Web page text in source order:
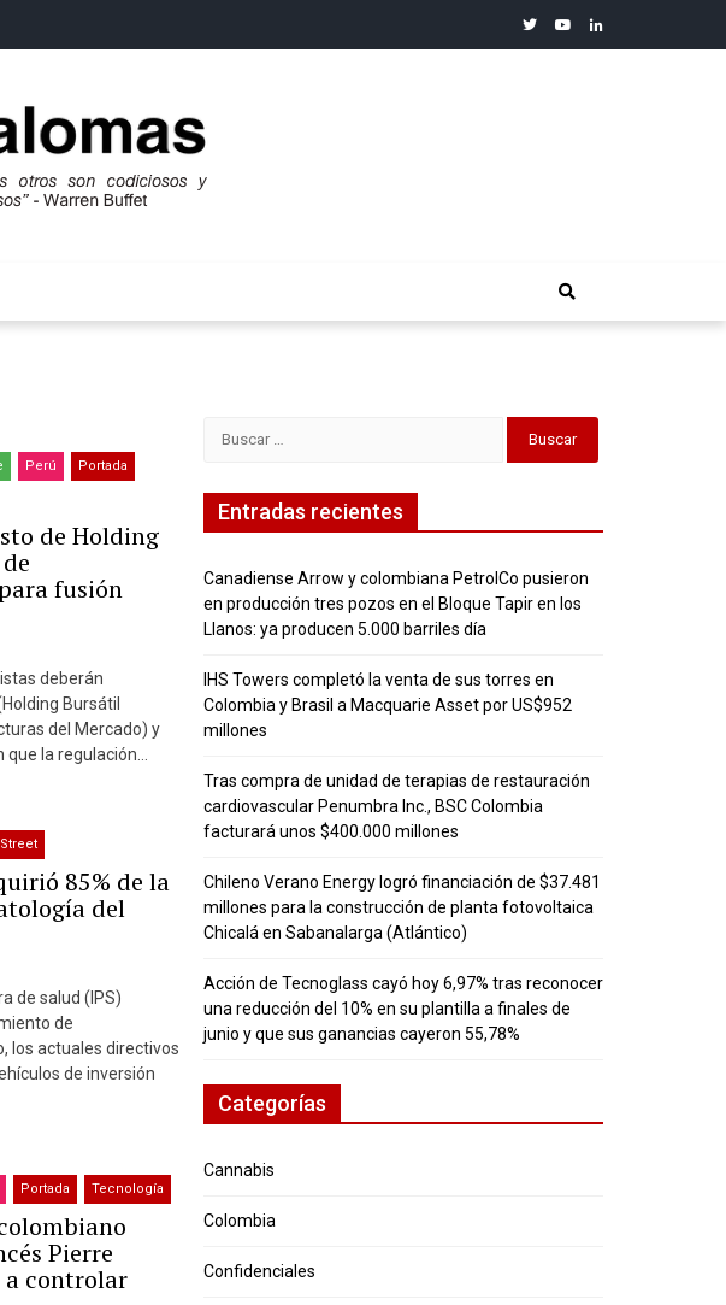
twitteryoutubelinkedin
Perú Portada
de Holding
fusión
deberán
Bursátil
del Mercado) y
la regulación…
85% de la
del
de salud (IPS)
de
los actuales directivos
de inversión
Portada Tecnología
Pierre
a controlar
Entradas recientes
Canadiense Arrow y colombiana PetrolCo pusieron
en producción tres pozos en el Bloque Tapir en los
Llanos: ya producen 5.000 barriles día
IHS Towers completó la venta de sus torres en
Colombia y Brasil a Macquarie Asset por US$952
millones
Tras compra de unidad de terapias de restauración
cardiovascular Penumbra Inc., BSC Colombia
facturará unos $400.000 millones
Chileno Verano Energy logró financiación de $37.481
millones para la construcción de planta fotovoltaica
Chicalá en Sabanalarga (Atlántico)
Acción de Tecnoglass cayó hoy 6,97% tras reconocer
una reducción del 10% en su plantilla a finales de
junio y que sus ganancias cayeron 55,78%
Categorías
Cannabis
Colombia
Confidenciales